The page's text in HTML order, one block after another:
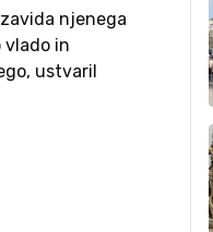
njenega
vlado in
ustvaril
reševati,